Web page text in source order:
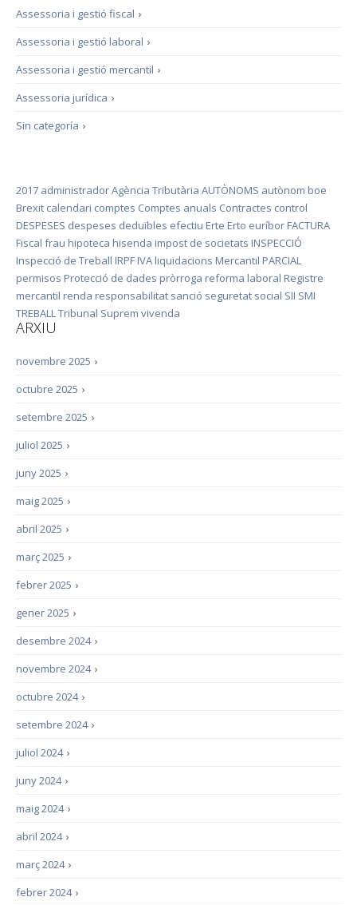
›
Assessoria i gestió fiscal
›
Assessoria i gestió laboral
›
Assessoria i gestió mercantil
›
Assessoria jurídica
›
Sin categoría
2017 administradorAgència Tributària AUTÒNOMS autònom boe
Brexit calendari comptes Comptes anuals Contractes control
DESPESES despeses deduïbles efectiu Erte Erto euríbor FACTURA
Fiscal frau hipoteca hisenda impost de societats INSPECCIÓ
Inspecció de Treball IRPF IVA liquidacions Mercantil PARCIAL
permisos Protecció de dades pròrroga reforma laboral Registre
mercantil renda responsabilitat sanció seguretat social SII SMI
TREBALLTribunal Suprem vivenda
ARXIU
›
novembre 2025
›
octubre 2025
›
setembre 2025
›
juliol 2025
›
juny 2025
›
maig 2025
›
abril 2025
›
març 2025
›
febrer 2025
›
gener 2025
›
desembre 2024
›
novembre 2024
›
octubre 2024
›
setembre 2024
›
juliol 2024
›
juny 2024
›
maig 2024
›
abril 2024
›
març 2024
›
febrer 2024